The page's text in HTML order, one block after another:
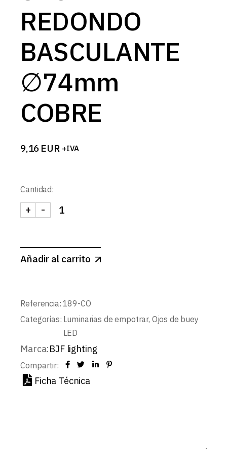
REDONDO
BASCULANTE
∅74mm
COBRE
9,16 EUR +IVA
Cantidad:
SPOT REDONDO BASCULANTE ∅74mm COBRE
-
+
Añadir al carrito
Referencia: 189-CO
Categorías: Luminarias de empotrar, Ojos de buey
LED
Marca:BJF lighting
Compartir:
Ficha Técnica